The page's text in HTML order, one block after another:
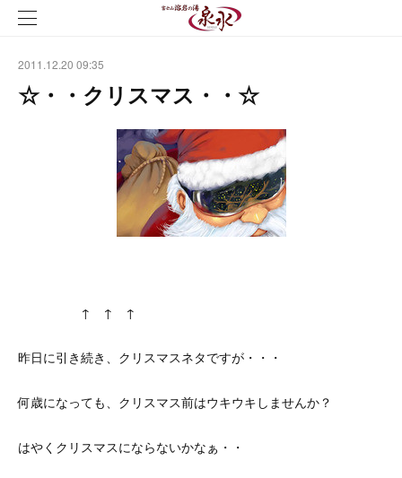
2011.12.20 09:35
☆・・クリスマス・・☆
↑ ↑ ↑
昨日に引き続き、クリスマスネタですが・・・
何歳になっても、クリスマス前はウキウキしませんか？
はやくクリスマスにならないかなぁ・・